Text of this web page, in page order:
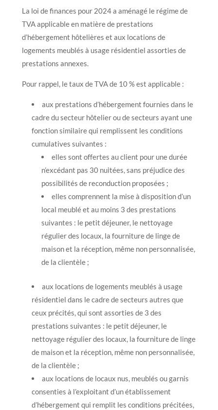
La loi de finances pour 2024 a aménagé le régime de
TVA applicable en matière de prestations
d’hébergement hôtelières et aux locations de
logements meublés à usage résidentiel assorties de
prestations annexes.
Pour rappel, le taux de TVA de 10 % est applicable :
aux prestations d’hébergement fournies dans le
cadre du secteur hôtelier ou de secteurs ayant une
fonction similaire qui remplissent les conditions
cumulatives suivantes :
elles sont offertes au client pour une durée
n’excédant pas 30 nuitées, sans préjudice des
possibilités de reconduction proposées ;
elles comprennent la mise à disposition d’un
local meublé et au moins 3 des prestations
suivantes : le petit déjeuner, le nettoyage
régulier des locaux, la fourniture de linge de
maison et la réception, même non personnalisée,
de la clientèle ;
aux locations de logements meublés à usage
résidentiel dans le cadre de secteurs autres que
ceux précités, qui sont assorties de 3 des
prestations suivantes : le petit déjeuner, le
nettoyage régulier des locaux, la fourniture de linge
de maison et la réception, même non personnalisée,
de la clientèle ;
aux locations de locaux nus, meublés ou garnis
consenties à l’exploitant d’un établissement
d’hébergement qui remplit les conditions précitées,